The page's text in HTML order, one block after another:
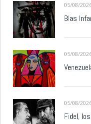
05/08/
Blas
05/08/
05/08/
Fidel,